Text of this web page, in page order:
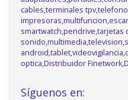
cables,terminales
smartwatch,pendrive,tarjetas
optica,Distribuidor
Síguenos en: